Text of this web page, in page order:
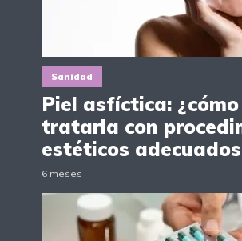
Sanidad
Piel asfíctica: ¿cómo
tratarla con
estéticos
6 meses